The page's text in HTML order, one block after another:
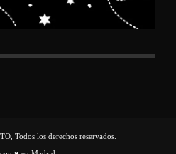
Todos los derechos reservados.